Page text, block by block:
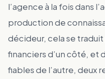
l’agence à la fois dans
production de
décideur, cela se
financiers d’un côté, et
fiables de l’autre, deux